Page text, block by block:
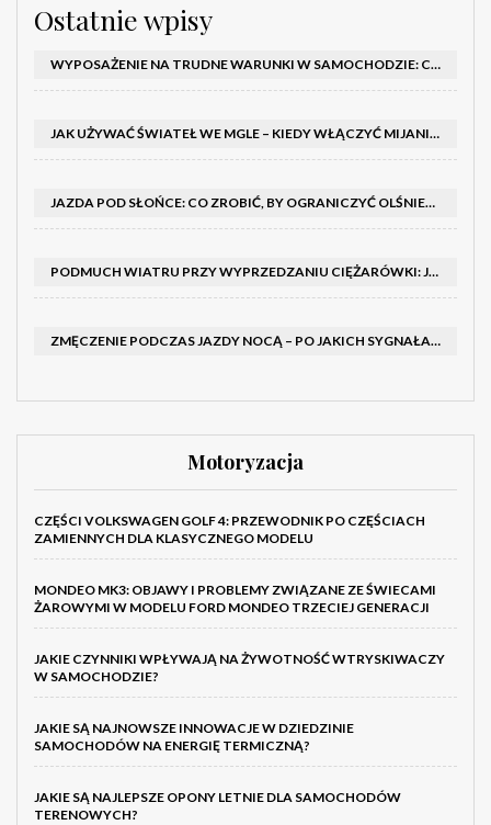
Ostatnie wpisy
WYPOSAŻENIE NA TRUDNE WARUNKI W SAMOCHODZIE: CO MIEĆ ZIMĄ, W TRASIE I NA WYPADEK AWARII
JAK UŻYWAĆ ŚWIATEŁ WE MGLE – KIEDY WŁĄCZYĆ MIJANIA I PRZECIWMGIELNE ORAZ CZEGO NIE ROBIĆ
JAZDA POD SŁOŃCE: CO ZROBIĆ, BY OGRANICZYĆ OLŚNIENIE I POPRAWIĆ WIDOCZNOŚĆ
PODMUCH WIATRU PRZY WYPRZEDZANIU CIĘŻARÓWKI: JAK UTRZYMAĆ TOR JAZDY I OPANOWAĆ AUTO
ZMĘCZENIE PODCZAS JAZDY NOCĄ – PO JAKICH SYGNAŁACH ROZPOZNAĆ SENNOŚĆ ZA KIEROWNICĄ I KIEDY ZROBIĆ PRZERWĘ
Motoryzacja
CZĘŚCI VOLKSWAGEN GOLF 4: PRZEWODNIK PO CZĘŚCIACH
ZAMIENNYCH DLA KLASYCZNEGO MODELU
MONDEO MK3: OBJAWY I PROBLEMY ZWIĄZANE ZE ŚWIECAMI
ŻAROWYMI W MODELU FORD MONDEO TRZECIEJ GENERACJI
JAKIE CZYNNIKI WPŁYWAJĄ NA ŻYWOTNOŚĆ WTRYSKIWACZY
W SAMOCHODZIE?
JAKIE SĄ NAJNOWSZE INNOWACJE W DZIEDZINIE
SAMOCHODÓW NA ENERGIĘ TERMICZNĄ?
JAKIE SĄ NAJLEPSZE OPONY LETNIE DLA SAMOCHODÓW
TERENOWYCH?